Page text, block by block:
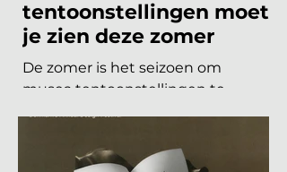
Deze 5
tentoonstellingen moet
je zien deze zomer
herontdekken. Niet als